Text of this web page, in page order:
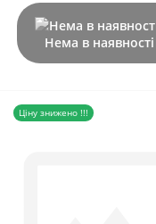
Нема в наявності
Ціну знижено !!!